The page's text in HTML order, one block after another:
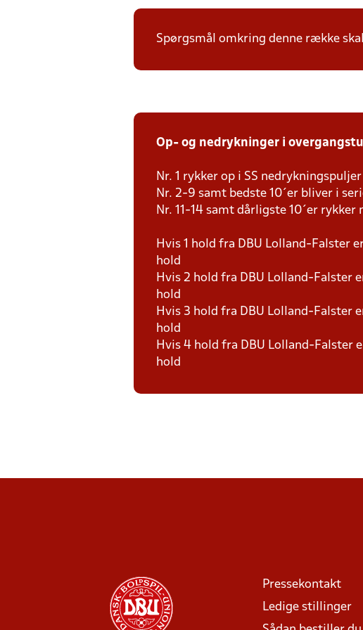
Spørgsmål omkring denne række
Op- og nedrykninger i
Nr. 1 rykker op i SS
Nr. 2-9 samt bedste 10´er bliver i
Nr. 11-14 samt dårligste 10´er
Hvis 1 hold fra DBU Lolland-Falster
hold
Hvis 2 hold fra DBU Lolland-Falster
hold
Hvis 3 hold fra DBU Lolland-Falster
hold
Hvis 4 hold fra DBU Lolland-Falster
hold
Pressekontakt
Ledige stillinger